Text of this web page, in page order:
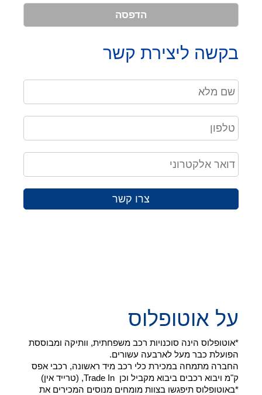
הדפסה
בקשה ליצירת קשר
צרו קשר
על אוטופלוס
*אוטופלוס הינה סוכנויות רכב משפחתית, וותיקה ומבוססת
הפועלת כבר מעל לארבעה עשורים.
החברה מתמחה במכירת כלי רכב מיד ראשונה, רכבי אפס
ק"מ ויבוא רכבים ביבוא מקביל וכן Trade In, (טרייד אין)
*באוטופלוס תיפגשו בצוות מומחים מנוסים המכירים את